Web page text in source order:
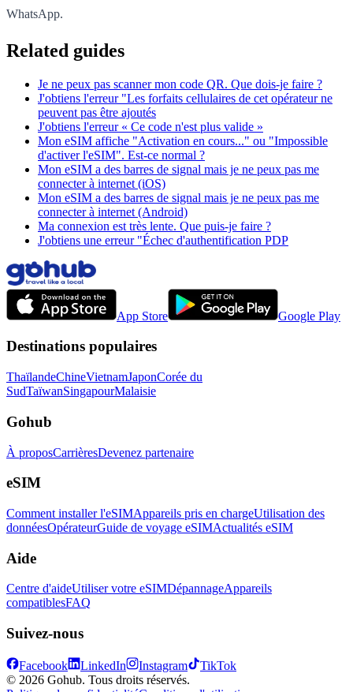
WhatsApp.
Related guides
Je ne peux pas scanner mon code QR. Que dois-je faire ?
J'obtiens l'erreur "Les forfaits cellulaires de cet opérateur ne
peuvent pas être ajoutés
J'obtiens l'erreur « Ce code n'est plus valide »
Mon eSIM affiche "Activation en cours..." ou "Impossible
d'activer l'eSIM". Est-ce normal ?
Mon eSIM a des barres de signal mais je ne peux pas me
connecter à internet (iOS)
Mon eSIM a des barres de signal mais je ne peux pas me
connecter à internet (Android)
Ma connexion est très lente. Que puis-je faire ?
J'obtiens une erreur "Échec d'authentification PDP
App Store Google Play
Destinations populaires
ThaïlandeChineVietnamJaponCorée du
SudTaïwanSingapourMalaisie
Gohub
À proposCarrièresDevenez partenaire
eSIM
Comment installer l'eSIMAppareils pris en chargeUtilisation des
donnéesOpérateurGuide de voyage eSIMActualités eSIM
Aide
Centre d'aideUtiliser votre eSIMDépannageAppareils
compatiblesFAQ
Suivez-nous
Facebook LinkedIn Instagram
TikTok
© 2026 Gohub. Tous droits réservés.